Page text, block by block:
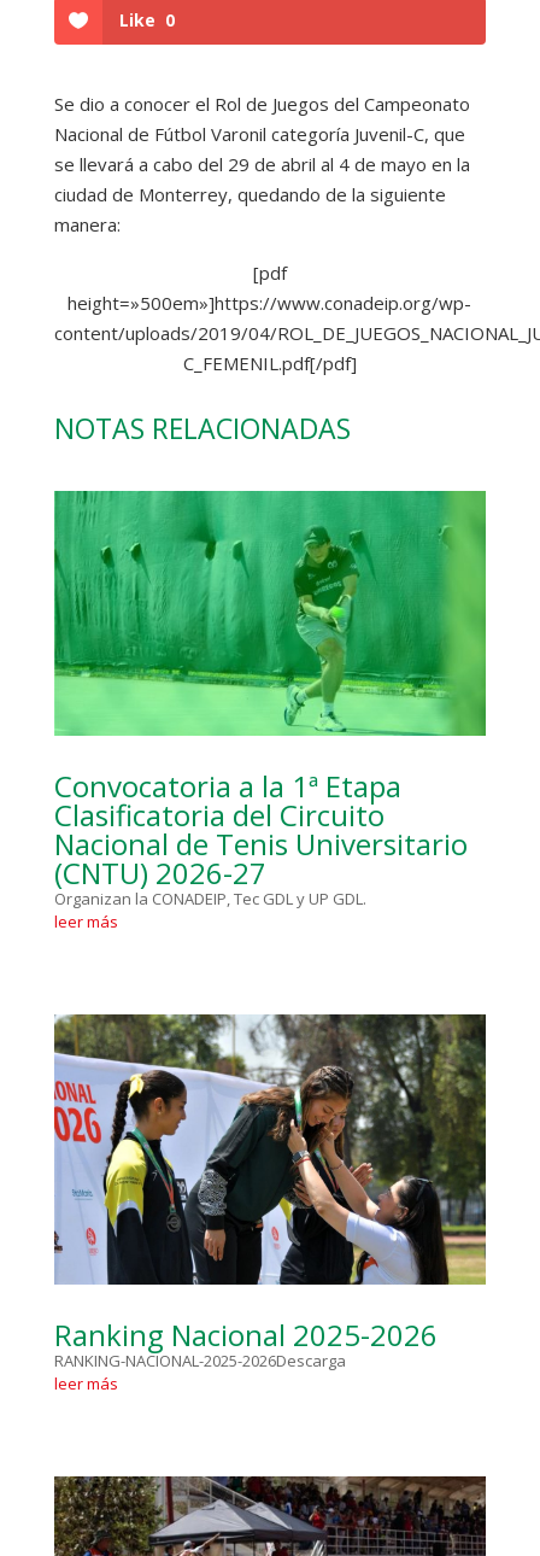
Like 0
Se dio a conocer el Rol de Juegos del Campeonato
Nacional de Fútbol Varonil categoría Juvenil-C, que
se llevará a cabo del 29 de abril al 4 de mayo en la
ciudad de Monterrey, quedando de la siguiente
manera:
[pdf
height=»500em»]https://www.conadeip.org/wp-
content/uploads/2019/04/
C_FEMENIL.pdf[/pdf]
NOTAS RELACIONADAS
Convocatoria a la 1ª Etapa
Clasificatoria del Circuito
Nacional de Tenis Universitario
(CNTU) 2026-27
Organizan la CONADEIP, Tec GDL y UP GDL.
leer más
Ranking Nacional 2025-2026
RANKING-NACIONAL-2025-2026Descarga
leer más